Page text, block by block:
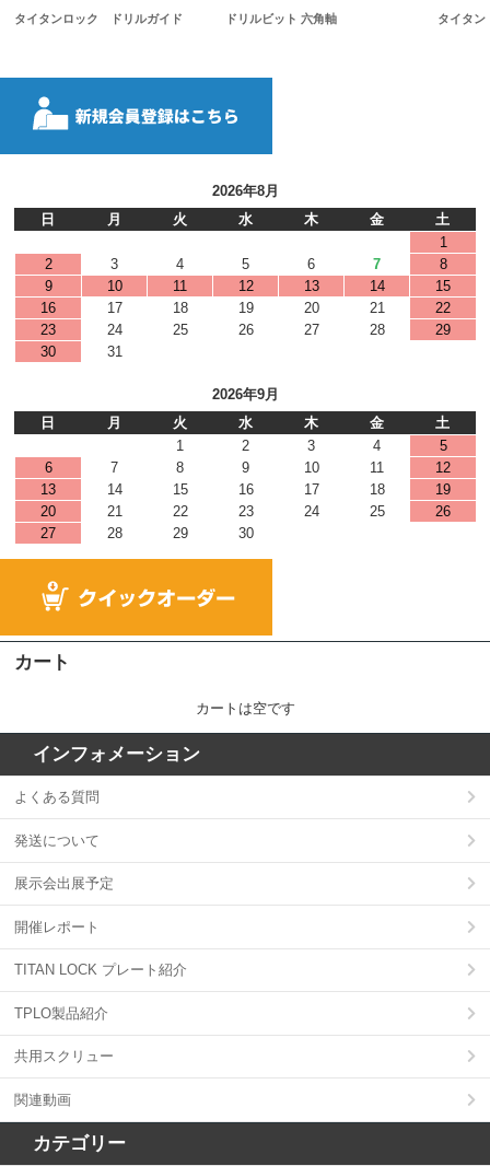
タイタンロック ドリルガイド ドリルビット 六角軸 タイタ
2026年8月
日
月 火 水 木 金
土
1
2
3 4 5 6 7
8
9
10 11 12 13 14
15
16
17 18 19 20 21
22
23
24 25 26 27 28
29
30
31
2026年9月
日
月 火 水 木 金
土
1
2 3 4
5
6
7 8 9 10 11
12
13
14 15 16 17 18
19
20
21 22 23 24 25
26
27
28 29 30
カート
カートは空です
インフォメーション
よくある質問
発送について
展示会出展予定
開催レポート
TITAN LOCK プレート紹介
TPLO製品紹介
共用スクリュー
関連動画
カテゴリー